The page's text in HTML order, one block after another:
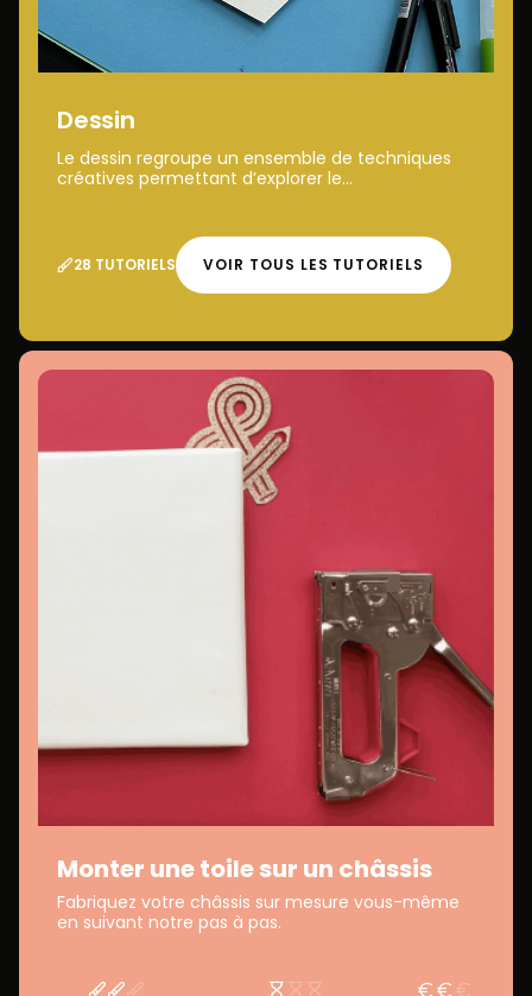
Dessin
Le dessin regroupe un ensemble de techniques
créatives permettant d’explorer le...
28 TUTORIELS VOIR TOUS LES TUTORIELS
Monter une toile sur un châssis
Fabriquez votre châssis sur mesure vous-même
en suivant notre pas à pas.